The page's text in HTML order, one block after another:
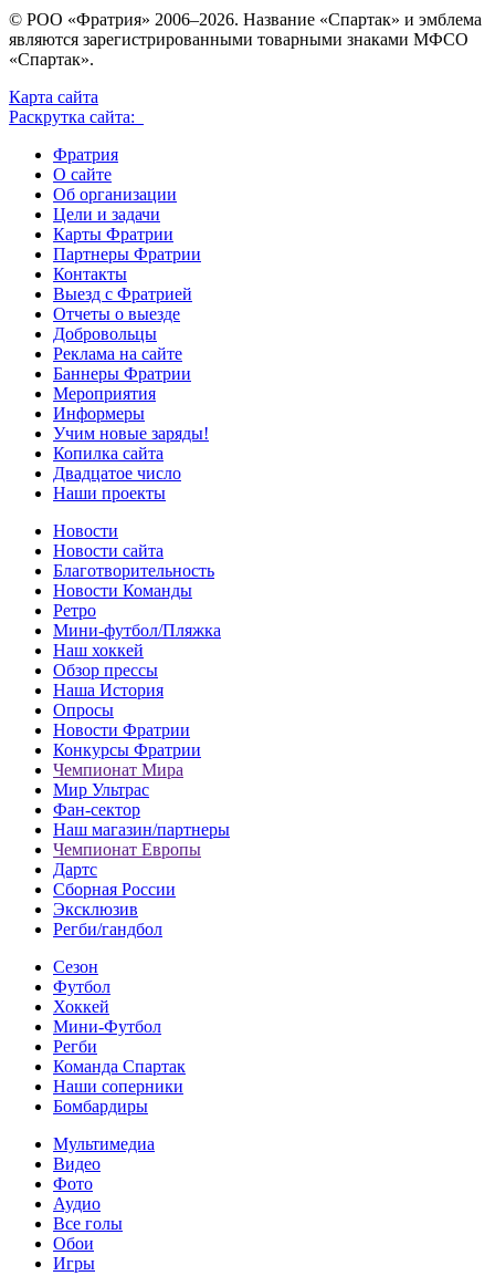
© РОО «Фратрия» 2006–2026. Название «Спартак» и эмблема
являются зарегистрированными товарными знаками МФСО
«Спартак».
Карта сайта
Раскрутка сайта:
Фратрия
О сайте
Об организации
Цели и задачи
Карты Фратрии
Партнеры Фратрии
Контакты
Выезд с Фратрией
Отчеты о выезде
Добровольцы
Реклама на сайте
Баннеры Фратрии
Мероприятия
Информеры
Учим новые заряды!
Копилка сайта
Двадцатое число
Наши проекты
Новости
Новости сайта
Благотворительность
Новости Команды
Ретро
Мини-футбол/Пляжка
Наш хоккей
Обзор прессы
Наша История
Опросы
Новости Фратрии
Конкурсы Фратрии
Чемпионат Мира
Мир Ультрас
Фан-cектор
Наш магазин/партнеры
Чемпионат Европы
Дартс
Сборная России
Эксклюзив
Регби/гандбол
Сезон
Футбол
Хоккей
Мини-Футбол
Регби
Команда Спартак
Наши соперники
Бомбардиры
Мультимедиа
Видео
Фото
Аудио
Все голы
Обои
Игры